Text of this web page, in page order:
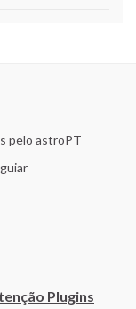
pelo astroPT
Plugins